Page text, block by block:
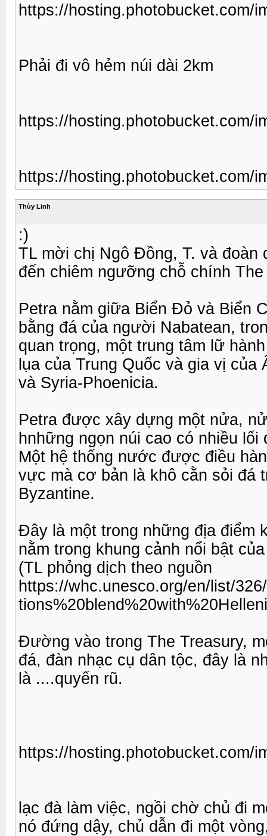
https://hosting.photobucket.com/
Phải đi vô hẻm núi dài 2km
https://hosting.photobucket.com/
https://hosting.photobucket.com/
Thùy Linh
:)
TL mời chị Ngô Đồng, T. và đoàn
đến chiêm ngưỡng chỗ chính
Petra nằm giữa Biển Đỏ và Biển
bằng đá của người Nabatean,
quan trọng, một trung tâm lữ
lụa của Trung Quốc và gia vị
và Syria-Phoenicia.
Petra được xây dựng một nửa,
hnhững ngọn núi cao có nhiều lối
Một hệ thống nước được điều
vực mà cơ bản là khô cằn sỏi đá
Byzantine.
Đây là một trong những địa điểm
nằm trong khung cảnh nổi bật
(TL phỏng dịch theo nguồn
https://whc.unesco.org/en/list/
Đường vào trong The Treasury,
đá, đàn nhạc cụ dân tộc, đây là
là ....quyến rũ.
https://hosting.photobucket.com/
lạc đà làm việc, ngồi chờ chủ đi
nó đứng dậy, chủ dẫn đi một